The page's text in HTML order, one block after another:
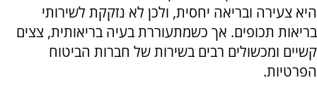
היא צעירה ובריאה יחסית, ולכן לא נזקקת לשירותי
בריאות תכופים. אך כשמתעוררת בעיה בריאותית, צצים
קשיים ומכשולים רבים בשירות של חברות הביטוח
הפרטיות.